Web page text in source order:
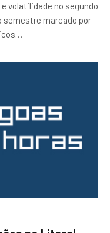
volatilidade no segundo
semestre marcado por